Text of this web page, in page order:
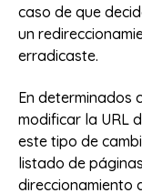
caso de que
un
erradicaste.
En determinados
modificar la URL
este tipo de
listado de
direccionamiento